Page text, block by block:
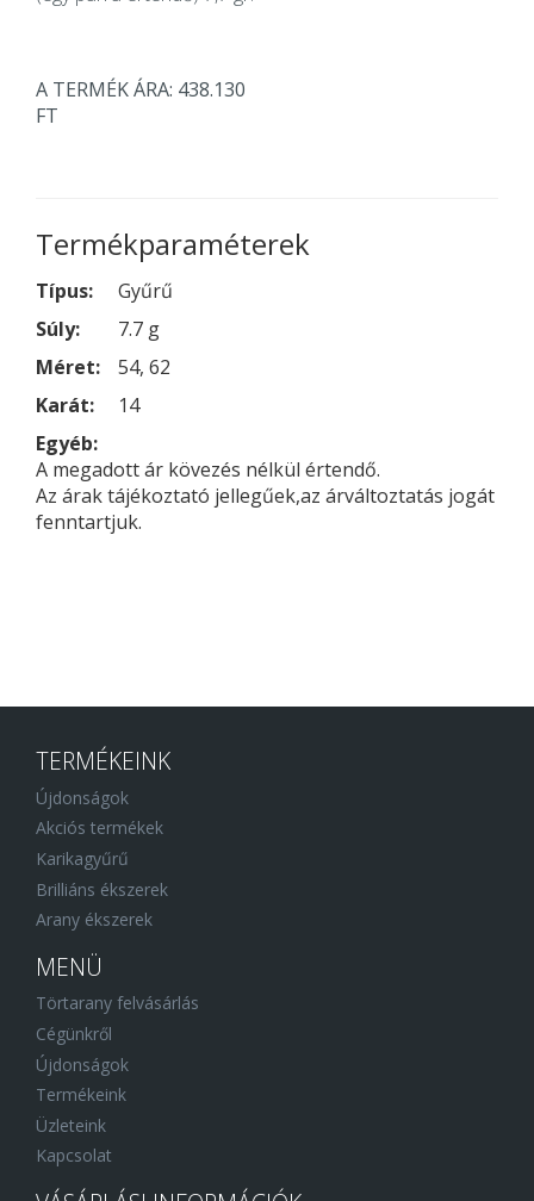
A TERMÉK ÁRA: 438.130
FT
Termékparaméterek
Típus:
Gyűrű
Súly:
7.7 g
Méret:
54, 62
Karát:
14
Egyéb:
A megadott ár kövezés nélkül értendő.
Az árak tájékoztató jellegűek,az árváltoztatás jogát
fenntartjuk.
TERMÉKEINK
Újdonságok
Akciós termékek
Karikagyűrű
Brilliáns ékszerek
Arany ékszerek
MENÜ
Törtarany felvásárlás
Cégünkről
Újdonságok
Termékeink
Üzleteink
Kapcsolat